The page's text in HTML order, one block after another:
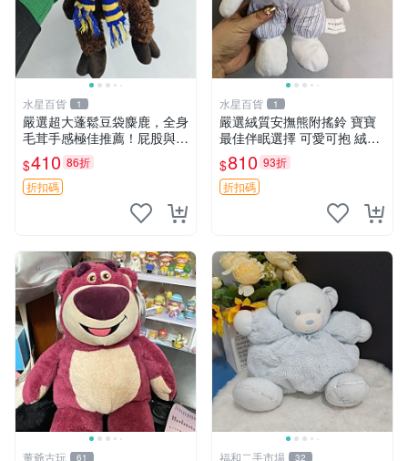
水星百貨 1
嚴選超大蓬鬆豆袋麋鹿，全身
毛茸手感極佳推薦！屁股與四
肢填充均勻，適合收藏與孩童
共賞。 麋鹿 豆袋 毛茸玩具
$410 86折
折扣碼
水星百貨 1
嚴選絨質安撫熊附搖鈴 寶寶
最佳伴眠選擇 可愛可抱 絨毛
玩具 安撫熊 嬰兒用
$810 93折
折扣碼
董爺古玩 61 福和二手市場 32